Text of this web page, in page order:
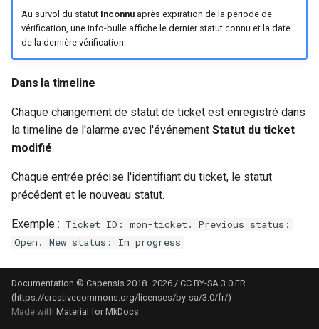
Au survol du statut Inconnuaprès expiration de la période de
vérification, une info-bulle affiche le dernier statut connu et la date
de la dernière vérification.
Dans la timeline
Chaque changement de statut de ticket est enregistré dans
la timeline de l'alarme avec l'événement Statut du ticket
modifié.
Chaque entrée précise l'identifiant du ticket, le statut
précédent et le nouveau statut.
Exemple : Ticket ID: mon-ticket. Previous status:
Open. New status: In progress
Documentation © Capensis 2018–2026 / CC BY-SA 3.0 FR
(https://creativecommons.org/licenses/by-sa/3.0/fr/)
Made with Material for MkDocs